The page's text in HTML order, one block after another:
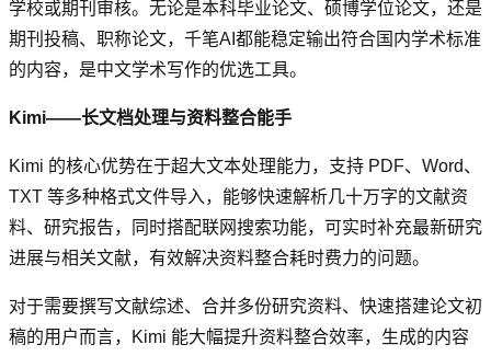
学校或期刊审核。无论是本科毕业论文、硕博学位论文，还是
期刊投稿、职称论文，千笔AI都能稳定输出符合国内学术标准
的内容，是中文学术写作的优选工具。
Kimi——长文档处理与资料整合能手
Kimi 的核心优势在于超大文本处理能力，支持 PDF、Word、
TXT 等多种格式文件导入，能够快速解析几十万字的文献资
料、研究报告，同时搭配联网搜索功能，可实时补充最新研究
进展与相关文献，有效解决资料整合耗时费力的问题。
对于需要撰写文献综述、合并多份研究资料、快速搭建论文初
稿的用户而言，Kimi 能大幅提升资料整合效率，生成的内容